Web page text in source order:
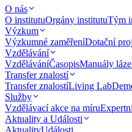
O nás
O institutuOrgány institutuTým
Výzkum
Výzkumné zaměřeníDotační
Vzdělávání
VzděláváníČasopisManuály
Transfer znalostí
Transfer znalostíLiving Lab
Služby
Vzdělávací akce na míru
Aktuality a Události
AktualityUdálosti